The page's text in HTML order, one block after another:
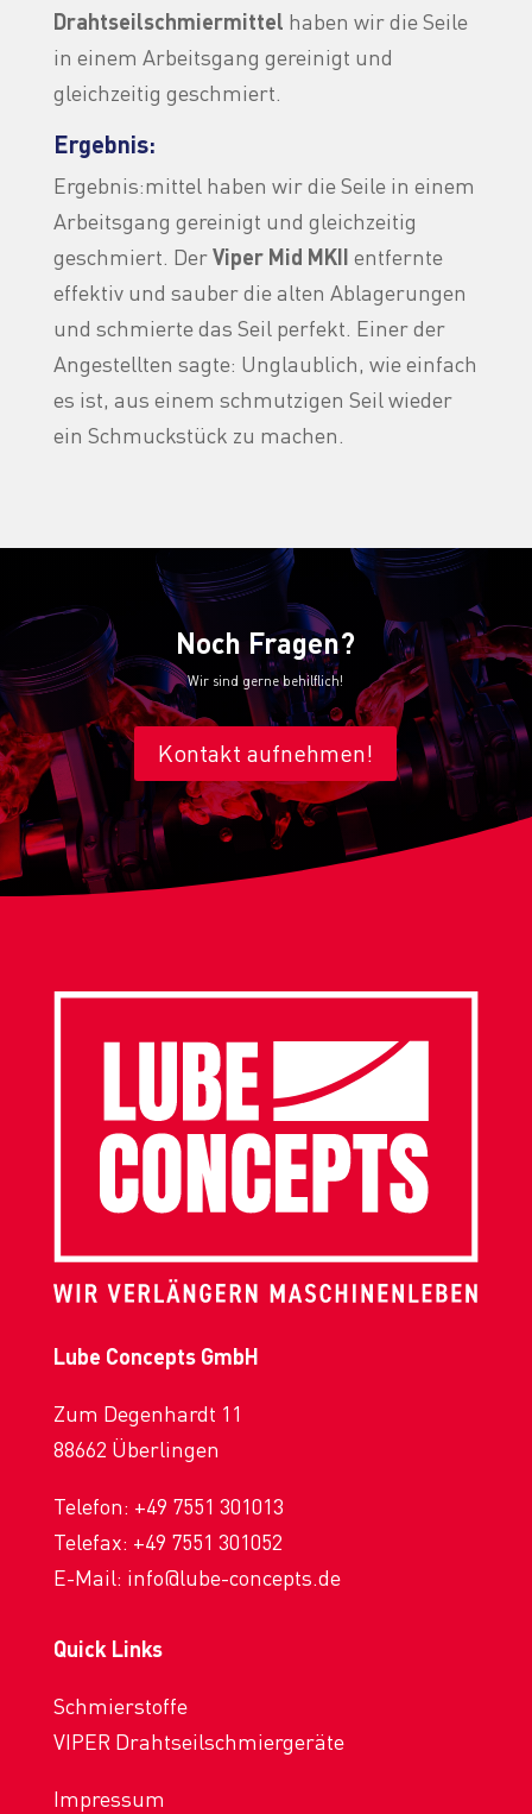
Drahtseilschmiermittel haben wir die Seile
in einem Arbeitsgang gereinigt und
gleichzeitig geschmiert.
Ergebnis:
Ergebnis:mittel haben wir die Seile in einem
Arbeitsgang gereinigt und gleichzeitig
geschmiert. DerViper Mid MKII entfernte
effektiv und sauber die alten Ablagerungen
und schmierte das Seil perfekt. Einer der
Angestellten sagte: Unglaublich, wie einfach
es ist, aus einem schmutzigen Seil wieder
ein Schmuckstück zu machen.
Noch Fragen?
Wir sind gerne behilflich!
Kontakt aufnehmen!
Lube Concepts GmbH
Zum Degenhardt 11
88662 Überlingen
Telefon: +49 7551 301013
Telefax: +49 7551 301052
E-Mail: info@lube-concepts.de
Quick Links
Schmierstoffe
VIPER Drahtseilschmiergeräte
Impressum